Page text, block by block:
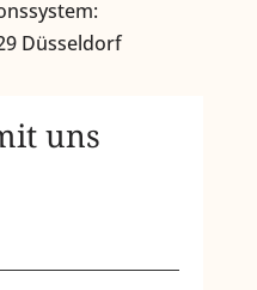
Düsseldorf
uns